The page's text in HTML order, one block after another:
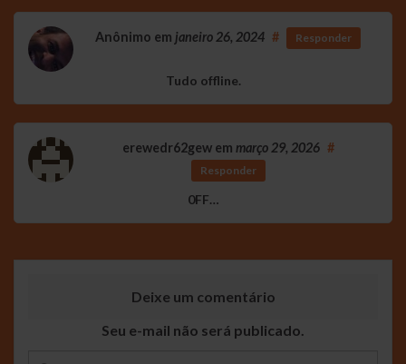
Anônimo em janeiro 26, 2024 # Responder
Tudo offline.
erewedr62gewem março 29, 2026 #
Responder
0FF…
Deixe um comentário
Seu e-mail não será publicado.